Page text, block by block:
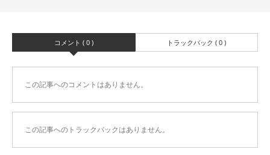
コメント ( 0 ) トラックバック ( 0 )
この記事へのコメントはありません。
この記事へのトラックバックはありません。